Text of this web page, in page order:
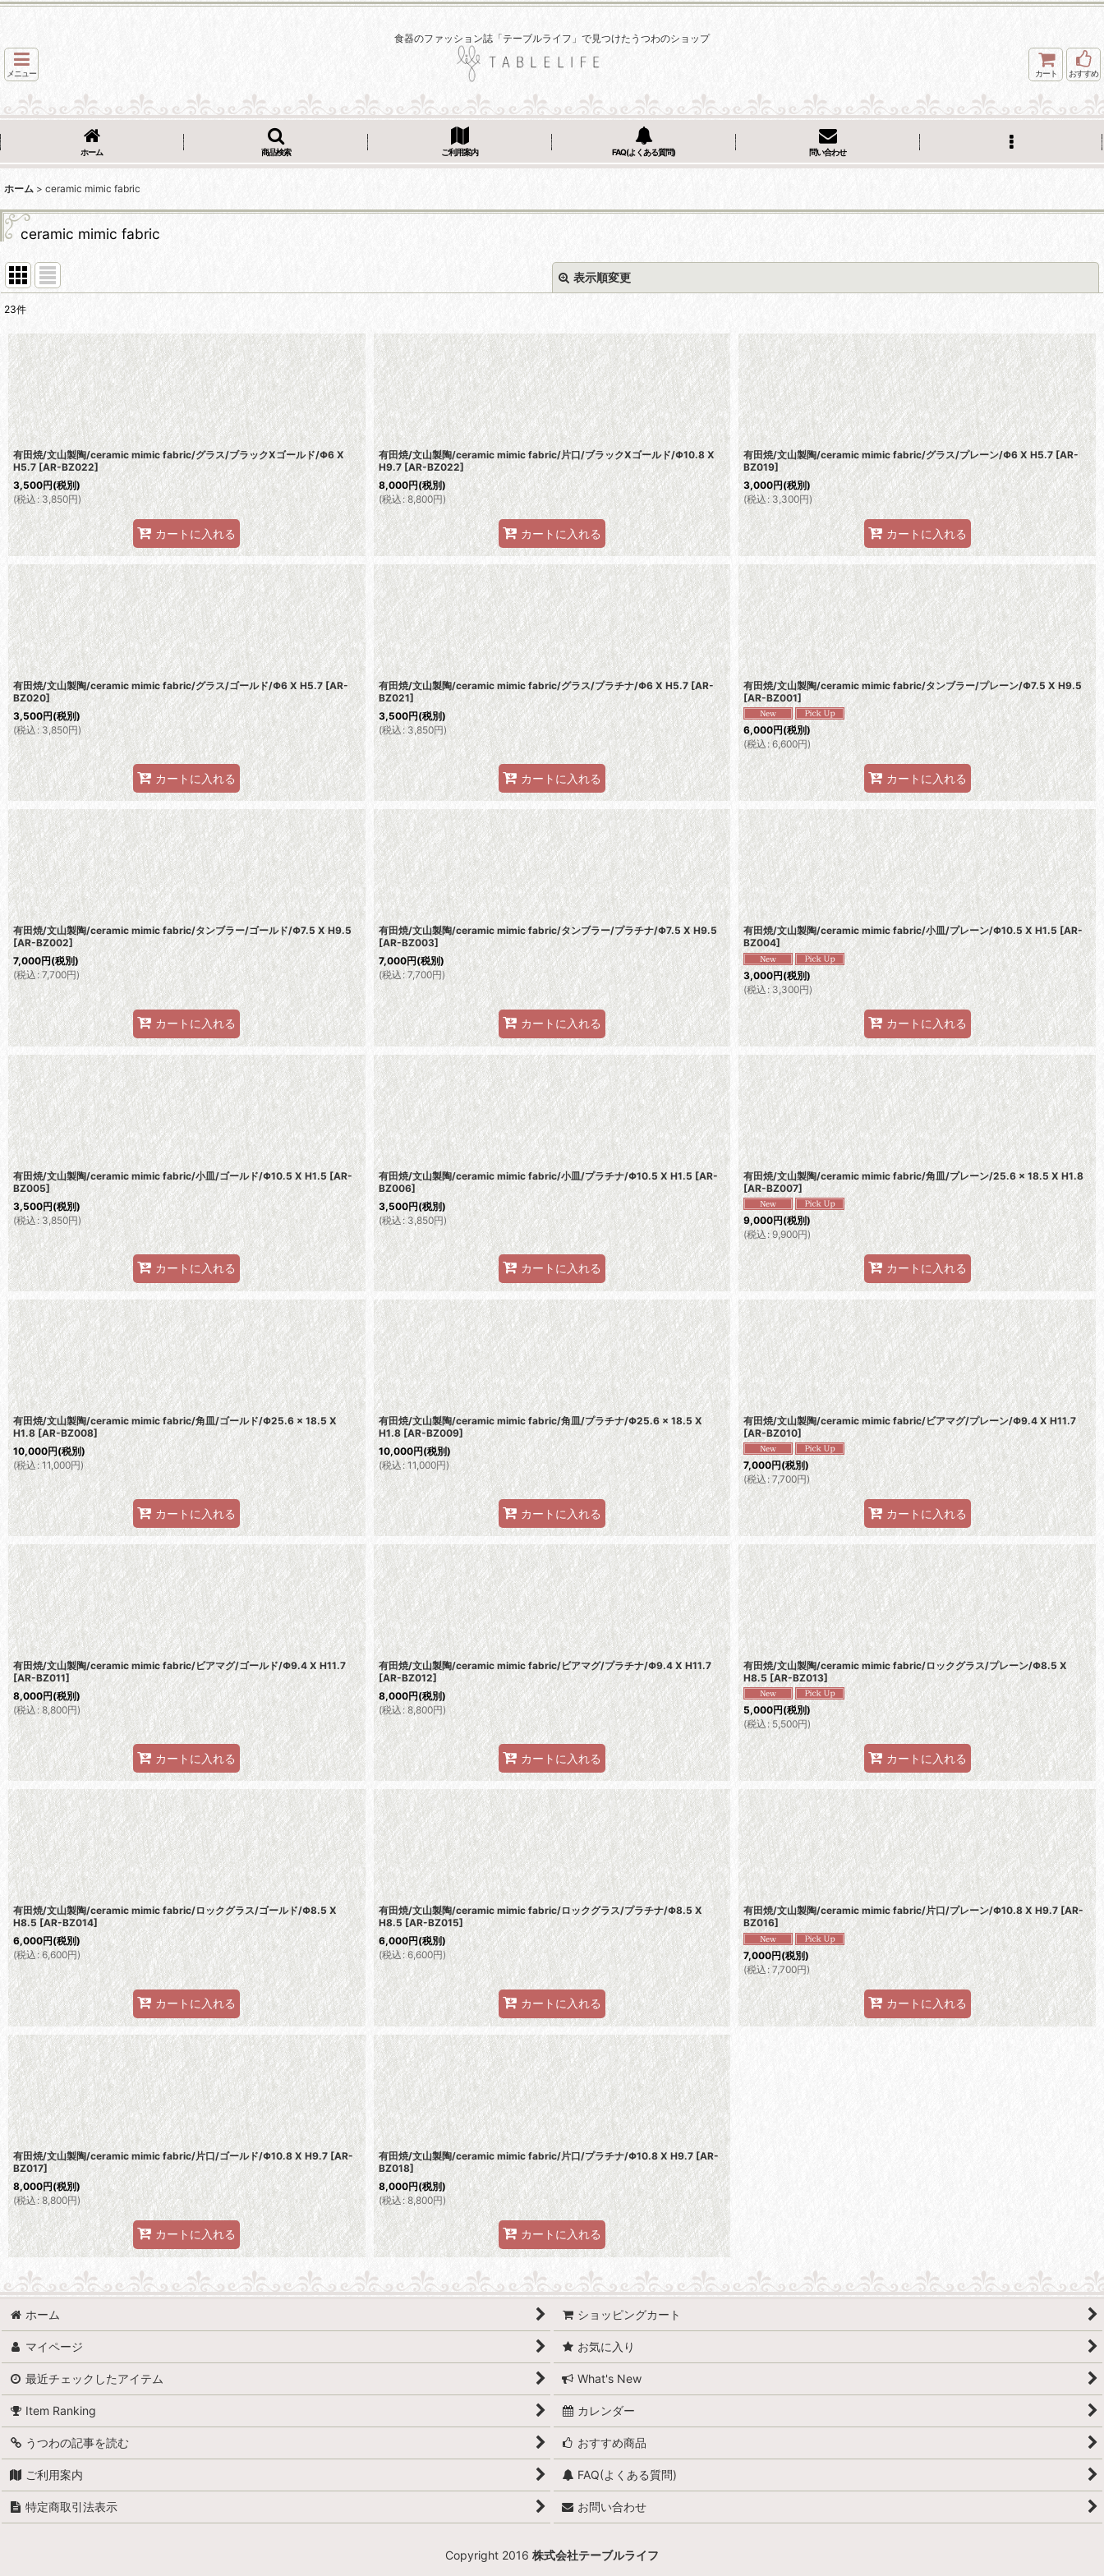
食器のファッション誌「テーブルライフ」で見つけたうつわのショップ
メニュー カート おすすめ
ホーム 商品検索 ご利用案内 FAQ(よくある質問) 問い合わせ
ホーム > ceramic mimic fabric
ceramic mimic fabric
表示順変更
並び順:
絞り込む
23件
有田焼/文山製陶/ceramic mimic fabric/グラス/ブラックXゴールド/Φ6 X
H5.7 [AR-BZ022]
3,500円(税別)
(税込: 3,850円)
カートに入れる
有田焼/文山製陶/ceramic mimic fabric/片口/ブラックXゴールド/Φ10.8 X
H9.7 [AR-BZ022]
8,000円(税別)
(税込: 8,800円)
カートに入れる
有田焼/文山製陶/ceramic mimic fabric/グラス/プレーン/Φ6 X H5.7 [AR-
BZ019]
3,000円(税別)
(税込: 3,300円)
カートに入れる
有田焼/文山製陶/ceramic mimic fabric/グラス/ゴールド/Φ6 X H5.7 [AR-
BZ020]
3,500円(税別)
(税込 : 3,850円)
カートに入れる
有田焼/文山製陶/ceramic mimic fabric/グラス/プラチナ/Φ6 X H5.7 [AR-
BZ021]
3,500円(税別)
(税込: 3,850円)
カートに入れる
有田焼/文山製陶/ceramic mimic fabric/タンブラー/プレーン/Φ7.5 X H9.5
[AR-BZ001]
6,000円(税別)
(税込 : 6,600円)
カートに入れる
有田焼/文山製陶/ceramic mimic fabric/タンブラー/ゴールド/Φ7.5 X H9.5
[AR-BZ002]
7,000円(税別)
(税込 : 7,700円)
カートに入れる
有田焼/文山製陶/ceramic mimic fabric/タンブラー/プラチナ/Φ7.5 X H9.5
[AR-BZ003]
7,000円(税別)
(税込: 7,700円)
カートに入れる
有田焼/文山製陶/ceramic mimic fabric/小皿/プレーン/Φ10.5 X H1.5 [AR-
BZ004]
3,000円(税別)
(税込 : 3,300円)
カートに入れる
有田焼/文山製陶/ceramic mimic fabric/小皿/ゴールド/Φ10.5 X H1.5 [AR-
BZ005]
3,500円(税別)
(税込 : 3,850円)
カートに入れる
有田焼/文山製陶/ceramic mimic fabric/小皿/プラチナ/Φ10.5 X H1.5 [AR-
BZ006]
3,500円(税別)
(税込: 3,850円)
カートに入れる
有田焼/文山製陶/ceramic mimic fabric/角皿/プレーン/25.6 × 18.5 X H1.8
[AR-BZ007]
9,000円(税別)
(税込 : 9,900円)
カートに入れる
有田焼/文山製陶/ceramic mimic fabric/角皿/ゴールド/Φ25.6 × 18.5 X
H1.8 [AR-BZ008]
10,000円(税別)
(税込 : 11,000円)
カートに入れる
有田焼/文山製陶/ceramic mimic fabric/角皿/プラチナ/Φ25.6 × 18.5 X
H1.8 [AR-BZ009]
10,000円(税別)
(税込: 11,000円)
カートに入れる
有田焼/文山製陶/ceramic mimic fabric/ビアマグ/プレーン/Φ9.4 X H11.7
[AR-BZ010]
7,000円(税別)
(税込 : 7,700円)
カートに入れる
有田焼/文山製陶/ceramic mimic fabric/ビアマグ/ゴールド/Φ9.4 X H11.7
[AR-BZ011]
8,000円(税別)
(税込 : 8,800円)
カートに入れる
有田焼/文山製陶/ceramic mimic fabric/ビアマグ/プラチナ/Φ9.4 X H11.7
[AR-BZ012]
8,000円(税別)
(税込 : 8,800円)
カートに入れる
有田焼/文山製陶/ceramic mimic fabric/ロックグラス/プレーン/Φ8.5 X
H8.5 [AR-BZ013]
5,000円(税別)
(税込 : 5,500円)
カートに入れる
有田焼/文山製陶/ceramic mimic fabric/ロックグラス/ゴールド/Φ8.5 X
H8.5 [AR-BZ014]
6,000円(税別)
(税込 : 6,600円)
カートに入れる
有田焼/文山製陶/ceramic mimic fabric/ロックグラス/プラチナ/Φ8.5 X
H8.5 [AR-BZ015]
6,000円(税別)
(税込 : 6,600円)
カートに入れる
有田焼/文山製陶/ceramic mimic fabric/片口/プレーン/Φ10.8 X H9.7 [AR-
BZ016]
7,000円(税別)
(税込 : 7,700円)
カートに入れる
有田焼/文山製陶/ceramic mimic fabric/片口/ゴールド/Φ10.8 X H9.7 [AR-
BZ017]
8,000円(税別)
(税込 : 8,800円)
カートに入れる
有田焼/文山製陶/ceramic mimic fabric/片口/プラチナ/Φ10.8 X H9.7 [AR-
BZ018]
8,000円(税別)
(税込: 8,800円)
カートに入れる
ホーム ショッピングカート
マイページ お気に入り
最近チェックしたアイテム What's New
Item Ranking カレンダー
うつわの記事を読む おすすめ商品
ご利用案内 FAQ(よくある質問)
特定商取引法表示 お問い合わせ
Copyright 2016 株式会社テーブルライフ